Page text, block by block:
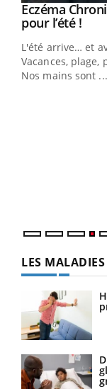
Youtube
Eczéma
pour l’été !
L'été arrive… et
Vacances,
Nos mains sont ...
LES MALADIES